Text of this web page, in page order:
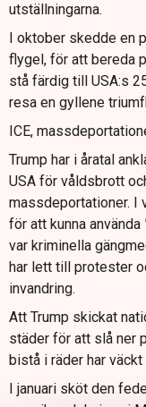
utställningarna.
I oktober skedde en
flygel, för att bereda
stå färdig till USA:s
resa en gyllene
ICE,
Trump har i åratal
USA för våldsbrott
massdeportationer. I
för att kunna
var kriminella
har lett till protester
invandring.
Att Trump skickat
städer för att slå ner
bistå i räder har väckt
I januari sköt den